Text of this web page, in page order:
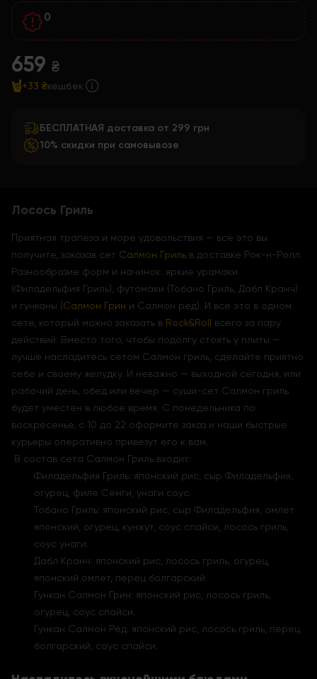
0
659 ₴
+33 ₴кешбек
БЕСПЛАТНАЯ доставка от 299 грн
10% скидки при самовывозе
Лосось Гриль
Приятная трапеза и море удовольствия — все это вы
получите, заказав сет Салмон Гриль в доставке Рок-н-Ролл.
Разнообразие форм и начинок: яркие урамаки
(Филадельфия Гриль), футомаки (Тобано Гриль, Дабл Кранч)
и гунканы (Салмон Грин и Салмон ред). И все это в одном
сете, который можно заказать в Rock&Roll всего за пару
действий. Вместо того, чтобы подолгу стоять у плиты —
лучше насладитесь сетом Салмон гриль, сделайте приятно
себе и своему желудку. И неважно — выходной сегодня, или
рабочий день, обед или вечер — суши-сет Салмон гриль
будет уместен в любое время. С понедельника по
воскресенье, с 10 до 22 оформите заказ и наши быстрые
курьеры оперативно привезут его к вам.
В состав сета Салмон Гриль входит:
Филадельфия Гриль: японский рис, сыр Филадельфия,
огурец, филе Сёмги, унаги соус.
Тобано Гриль: японский рис, сыр Филадельфия, омлет
японский, огурец, кунжут, соус спайси, лосось гриль,
соус унаги.
Дабл Кранч: японский рис, лосось гриль, огурец,
японский омлет, перец болгарский.
Гункан Салмон Грин: японский рис, лосось гриль,
огурец, соус спайси.
Гункан Салмон Ред: японский рис, лосось гриль, перец
болгарский, соус спайси.